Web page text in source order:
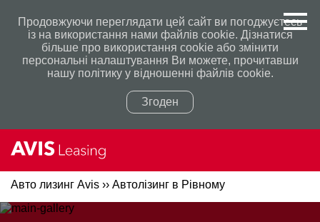
Продовжуючи переглядати цей сайт ви погоджуєтесь
із на використання нами файлів cookie. Дізнатися
більше про використання сookie або змінити
персональні налаштування Ви можете, прочитавши
нашу політику у відношенні файлів сookie.
Згоден
Авто лизинг Avis ›› Автолізинг в Рівному
Політикою конфіденційності
Політикою конфіденційності